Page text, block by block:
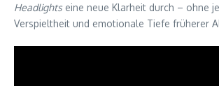
Headlights eine neue Klarheit durch – ohne
Verspieltheit und emotionale Tiefe früherer